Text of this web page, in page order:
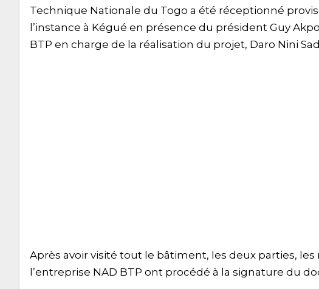
Technique Nationale du Togo a été réceptionné
l’instance à Kégué en présence du président Guy
BTP en charge de la réalisation du projet, Daro Nini
Après avoir visité tout le bâtiment, les deux parties,
l’entreprise NAD BTP ont procédé à la signature du